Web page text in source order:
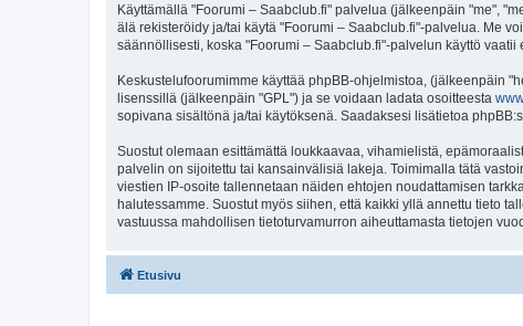
Käyttämällä "Foorumi – Saabclub.fi" palvelua (jälkeenpäin "me",
älä rekisteröidy ja/tai käytä "Foorumi – Saabclub.fi"-palvelua. Me
säännöllisesti, koska "Foorumi – Saabclub.fi"-palvelun käyttö
Keskustelufoorumimme käyttää phpBB-ohjelmistoa, (jälkeenpäin
lisenssillä (jälkeenpäin "GPL") ja se voidaan ladata osoitteesta
sopivana sisältönä ja/tai käytöksenä. Saadaksesi lisätietoa
Suostut olemaan esittämättä loukkaavaa, vihamielistä,
palvelin on sijoitettu tai kansainvälisiä lakeja. Toimimalla tätä
viestien IP-osoite tallennetaan näiden ehtojen noudattamisen
halutessamme. Suostut myös siihen, että kaikki yllä annettu tieto
vastuussa mahdollisen tietoturvamurron aiheuttamasta tietojen
Etusivu